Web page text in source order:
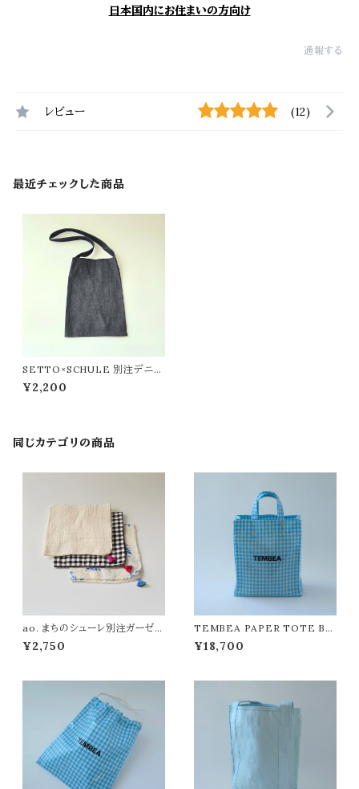
日本国内にお住まいの方向け
通報する
レビュー (12)
最近チェックした商品
SETTO×SCHULE 別注デニム
バッグ
¥2,200
同じカテゴリの商品
ao. まちのシューレ別注ガーゼハ
ンカチ
¥2,750
TEMBEA PAPER TOTE BA
G PVC
¥18,700